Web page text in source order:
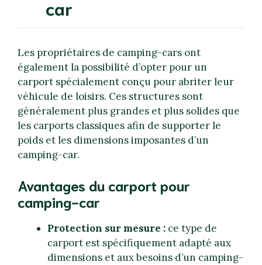
car
Les propriétaires de camping-cars ont
également la possibilité d’opter pour un
carport spécialement conçu pour abriter leur
véhicule de loisirs. Ces structures sont
généralement plus grandes et plus solides que
les carports classiques afin de supporter le
poids et les dimensions imposantes d’un
camping-car.
Avantages du carport pour
camping-car
Protection sur mesure : ce type de
carport est spécifiquement adapté aux
dimensions et aux besoins d’un camping-